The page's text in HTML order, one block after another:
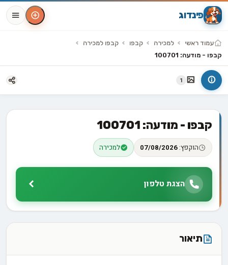
פינדוג
עמוד ראשי למכירה קבפו
קבפו למכירה
קבפו - מודעה: 100701
1
קבפו - מודעה: 100701
הוקפץ:07/08/2026 למכירה
הצגת טלפון
תיאור